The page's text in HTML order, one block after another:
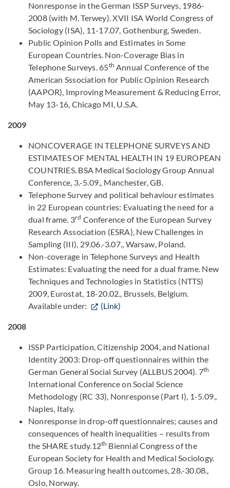
Nonresponse in the German ISSP Surveys, 1986-
2008 (with M. Terwey). XVII ISA World Congress of
Sociology (ISA), 11-17.07, Gothenburg, Sweden.
Public Opinion Polls and Estimates in Some
European Countries. Non-Coverage Bias in
Telephone Surveys. 65th Annual Conference of the
American Sssociation for Public Opinion Research
(AAPOR), Improving Measurement & Reducing Error,
May 13-16, Chicago MI, U.S.A.
2009
NONCOVERAGE IN TELEPHONE SURVEYS AND
ESTIMATES OF MENTAL HEALTH IN 19 EUROPEAN
COUNTRIES. BSA Medical Sociology Group Annual
Conference, 3.-5.09., Manchester, GB.
Telephone Survey and political behaviour estimates
in 22 European countries: Evaluating the need for a
dual frame. 3rd Conference of the European Survey
Research Association (ESRA), New Challenges in
Sampling (III), 29.06.-3.07., Warsaw, Poland.
Non-coverage in Telephone Surveys and Health
Estimates: Evaluating the need for a dual frame. New
Techniques and Technologies in Statistics (NTTS)
2009, Eurostat, 18-20.02., Brussels, Belgium.
Available under:
(Link)
2008
ISSP Participation, Citizenship 2004, and National
Identity 2003: Drop-off questionnaires within the
German General Social Survey (ALLBUS 2004). 7th
International Conference on Social Science
Methodology (RC 33), Nonresponse (Part I), 1-5.09.,
Naples, Italy.
Nonresponse in drop-off questionnaires; causes and
consequences of health inequalities – results from
the SHARE study.12th Biennial Congress of the
European Society for Health and Medical Sociology.
Group 16. Measuring health outcomes, 28.-30.08.,
Oslo, Norway.